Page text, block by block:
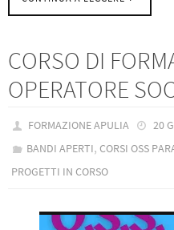
CORSO DI
OPERATORE
FORMAZIONE APULIA
20
BANDI APERTI,CORSI OSS
PROGETTI IN CORSO